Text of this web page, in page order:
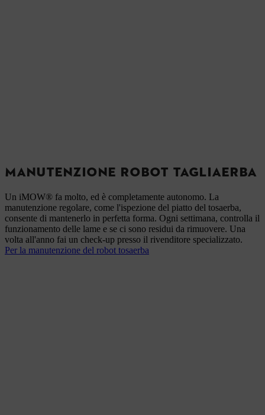
MANUTENZIONE ROBOT TAGLIAERBA
Un iMOW® fa molto, ed è completamente autonomo. La
manutenzione regolare, come l'ispezione del piatto del tosaerba,
consente di mantenerlo in perfetta forma. Ogni settimana, controlla il
funzionamento delle lame e se ci sono residui da rimuovere. Una
volta all'anno fai un check-up presso il rivenditore specializzato.
Per la manutenzione del robot tosaerba